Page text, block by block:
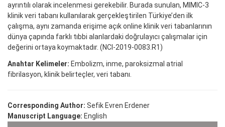
ayrıntılı olarak incelenmesi gerekebilir. Burada sunulan, MIMIC-3
klinik veri tabanı kullanılarak gerçekleştirilen Türkiye’den ilk
çalışma, aynı zamanda erişime açık online klinik veri tabanlarının
dünya çapında farklı tıbbi alanlardaki doğrulayıcı çalışmalar için
değerini ortaya koymaktadır. (NCI-2019-0083.R1)
Anahtar Kelimeler: Embolizm, inme, paroksizmal atrial
fibrilasyon, klinik belirteçler, veri tabanı.
Corresponding Author: Sefik Evren Erdener
Manuscript Language: English